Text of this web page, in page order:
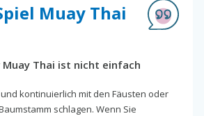
Muay Thai
Thai ist nicht einfach
kontinuierlich mit den Fäusten oder
schlagen. Wenn Sie